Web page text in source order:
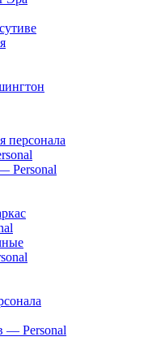
персонала
Personal
— Personal